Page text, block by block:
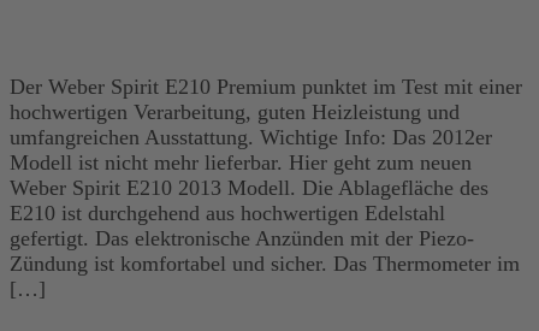
Der Weber Spirit E210 Premium punktet im Test mit einer
hochwertigen Verarbeitung, guten Heizleistung und
umfangreichen Ausstattung. Wichtige Info: Das 2012er
Modell ist nicht mehr lieferbar. Hier geht zum neuen
Weber Spirit E210 2013 Modell. Die Ablagefläche des
E210 ist durchgehend aus hochwertigen Edelstahl
gefertigt. Das elektronische Anzünden mit der Piezo-
Zündung ist komfortabel und sicher. Das Thermometer im
[…]